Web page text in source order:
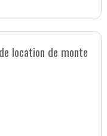
location de monte